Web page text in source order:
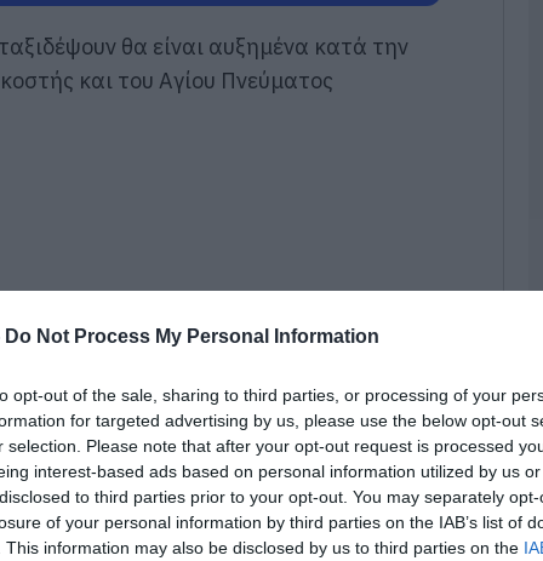
Do Not Process My Personal Information
opt-out of the sale, sharing to third parties, or processing of your
for targeted advertising by us, please use the below opt-out
selection. Please note that after your opt-out request is processed
interest-based ads based on personal information utilized by us
to third parties prior to your opt-out. You may separately
of your personal information by third parties on the IAB’s list of
This information may also be disclosed by us to third parties on the
θα είναι αυξημένα κατά την
και του Αγίου Πνεύματος
φορτηγών αυτοκινήτων μεγίστου
τόνων